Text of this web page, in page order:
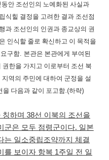
동안 조선인의 노예화된 사실과
식힐 결정을 고려한 결과 조선점
과 조선인의 인권과 종교상의 권
인식할 줄로 확신하고 이 목적을
구함. 본관은 본관에게 부여된
한을 가지고 이로부터 조선 북
역의 주민에 대하여 군정을 설
을 다음과 같이 포고함.(하략)
하며 38선 이북의 조선을
군은 모두 점령군이다. 일본
는 일소중립조약까지 체결
를 보이자 항복 1주일 전 일